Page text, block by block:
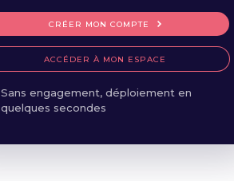
CRÉER MON COMPTE
ACCÉDER À MON ESPACE
Sans engagement, déploiement en
quelques secondes